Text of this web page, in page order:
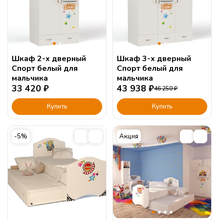
Шкаф 2-х дверный
Спорт белый для
мальчика
33 420 ₽
Купить
Шкаф 3-х дверный
Спорт белый для
мальчика
43 938 ₽46 250₽
Купить
-5% Акция